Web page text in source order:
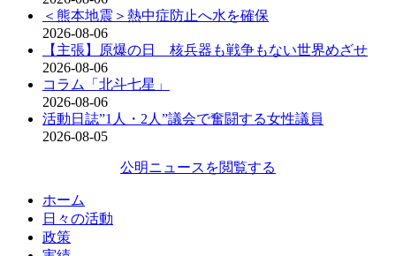
＜熊本地震＞熱中症防止へ水を確保
2026-08-06
【主張】原爆の日 核兵器も戦争もない世界めざせ
2026-08-06
コラム「北斗七星」
2026-08-06
活動日誌”1人・2人”議会で奮闘する女性議員
2026-08-05
公明ニュースを閲覧する
ホーム
日々の活動
政策